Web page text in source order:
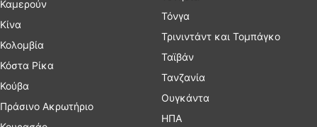
Καμερούν
Κίνα
Κολομβία
Κόστα Ρίκα
Κούβα
Πράσινο Ακρωτήριο
Τόνγα
Τρινιντάντ και Τομπάγκο
Ταϊβάν
Τανζανία
Ουγκάντα
ΗΠΑ